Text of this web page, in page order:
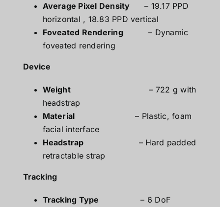
Average Pixel Density– 19.17 PPD
horizontal , 18.83 PPD vertical
Foveated Rendering
– Dynamic
foveated rendering
Device
Weight
– 722 g with
headstrap
Material– Plastic, foam
facial interface
Headstrap
– Hard padded
retractable strap
Tracking
Tracking Type– 6 DoF